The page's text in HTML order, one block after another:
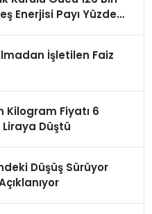
Enerjisi Payı Yüzde
İşletilen Faiz
Kilogram Fiyatı 6
Liraya Düştü
Düşüş Sürüyor